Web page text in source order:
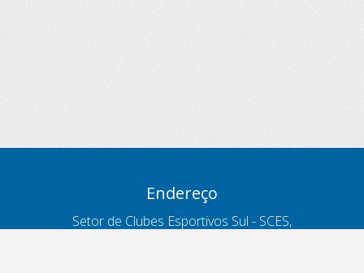
Endereço
Setor de Clubes Esportivos Sul - SCES,